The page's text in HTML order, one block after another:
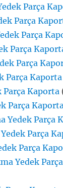
Parça
Parça
Parça
Parça
Parça
Parça Kaporta
Parça Kaporta
Parça Kaporta
Yedek Parça
Parça
Parça
Yedek